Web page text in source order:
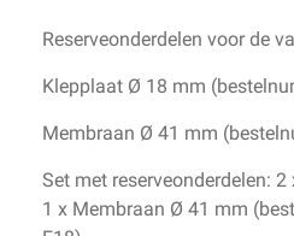
Reserveonderdelen voor de
Klepplaat Ø 18 mm
Membraan Ø 41 mm
Set met reserveonderdelen:
1 x Membraan Ø 41 mm